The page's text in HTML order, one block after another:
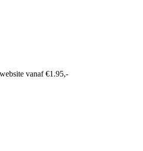
vanaf €1.95,-